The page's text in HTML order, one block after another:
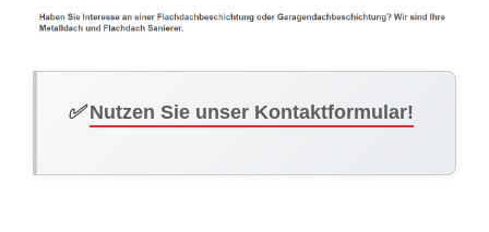
✅Nutzen Sie unser Kontaktformular!